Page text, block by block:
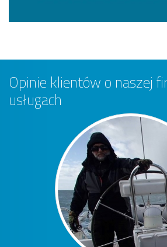
Opinie klientów o naszej
usługach